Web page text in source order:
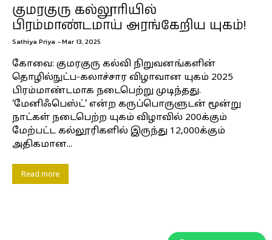
குமரகுரு கல்லூரியில்
பிரம்மாண்டமாய் அரங்கேறிய யுகம்!
Sathiya Priya -Mar 13, 2025
கோவை: குமரகுரு கல்வி நிறுவனங்களின்
தொழில்நுட்ப-கலாச்சார விழாவான யுகம் 2025
பிரம்மாண்டமாக நடைபெற்று முடிந்தது.
‘மேனிஃபெஸ்ட்’ என்ற கருப்பொருளுடன் மூன்று
நாட்கள் நடைபெற்ற யுகம் விழாவில் 200க்கும்
மேற்பட்ட கல்லூரிகளில் இருந்து 12,000க்கும்
அதிகமான...
Read more